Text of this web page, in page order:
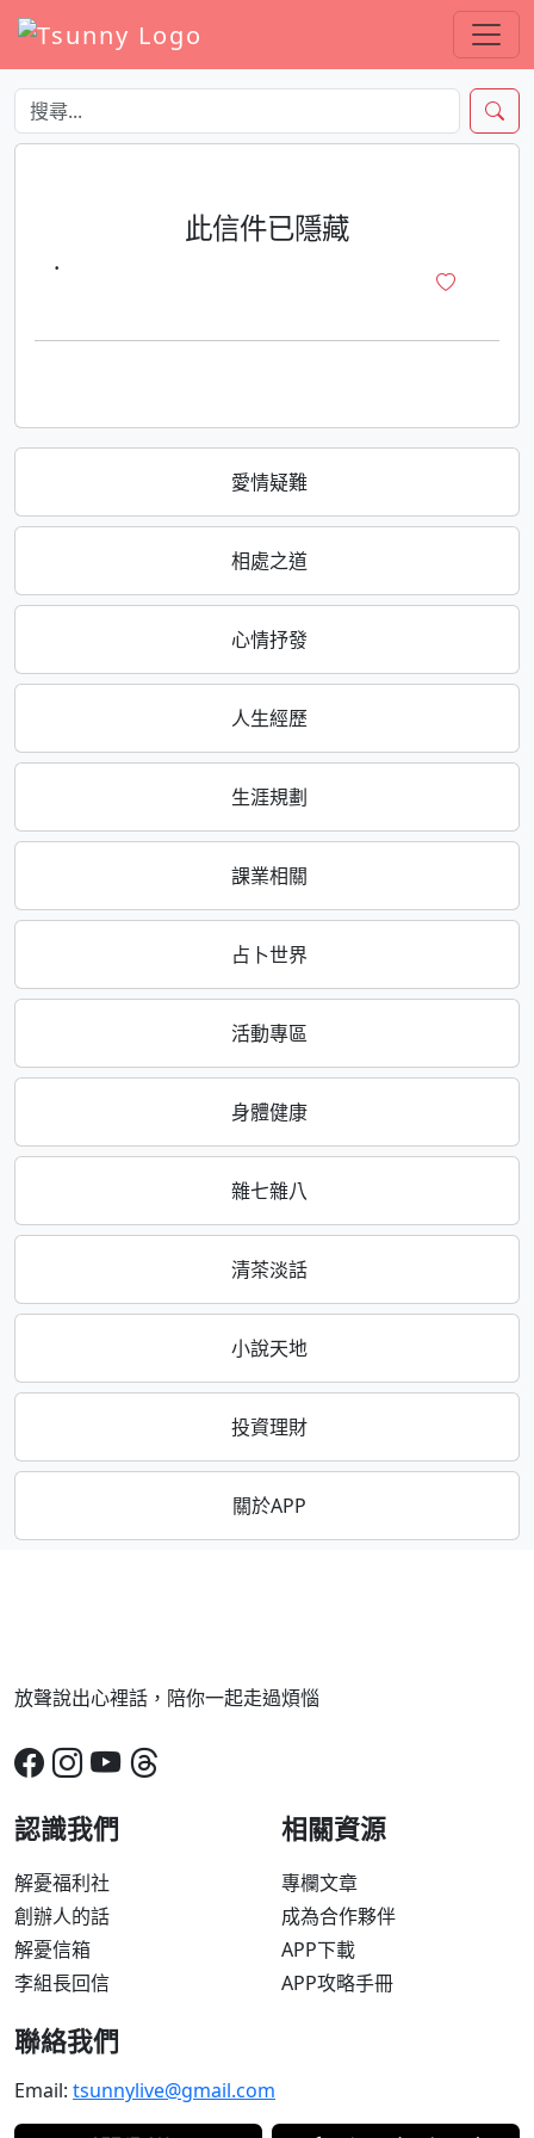
愛情疑難
相處之道
心情抒發
人生經歷
生涯規劃
課業相關
占卜世界
活動專區
身體健康
雜七雜八
清茶淡話
小說天地
投資理財
關於APP
此信件已隱藏
·
放聲說出心裡話，陪你一起走過煩惱
認識我們
解憂福利社
創辦人的話
解憂信箱
李組長回信
相關資源
專欄文章
成為合作夥伴
APP下載
APP攻略手冊
聯絡我們
Email: tsunnylive@gmail.com